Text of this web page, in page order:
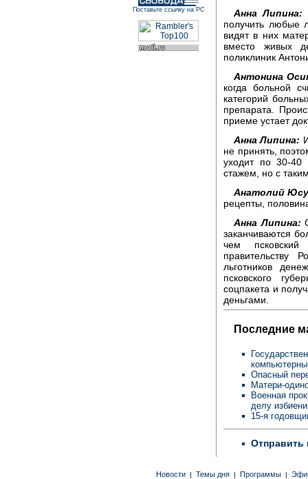
Поставьте ссылку на РС
Анна Липина:
получить любые
видят в них
вместо живых
поликлиник
Антонина
когда больной
категорий
препарата.
приеме устает
Анна Липина:
не принять,
уходит по 30-40
стажем, но с
Анатолий
рецепты,
Анна Липина:
заканчиваются
чем
правительству
льготников
псковского
соцпакета и
деньгами.
Последние
Опасный
Матери-
Военная
делу
15-я
Отправить
Новости | Темы дня | Программы |